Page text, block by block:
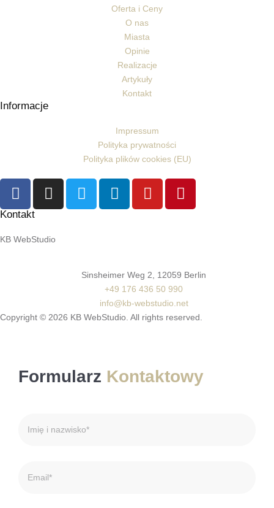
Oferta i Ceny
O nas
Miasta
Opinie
Realizacje
Artykuły
Kontakt
Informacje
Impressum
Polityka prywatności
Polityka plików cookies (EU)
Kontakt
KB WebStudio
Sinsheimer Weg 2, 12059 Berlin
+49 176 436 50 990
info@kb-webstudio.net
Copyright © 2026 KB WebStudio. All rights reserved.
Formularz Kontaktowy